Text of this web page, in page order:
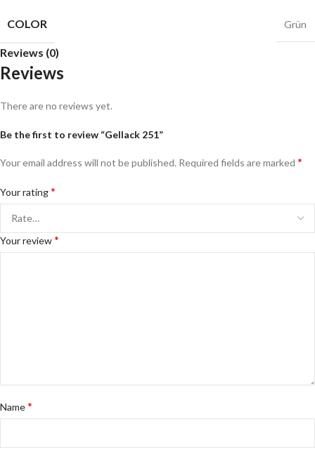
COLOR Grün
Reviews (0)
Reviews
There are no reviews yet.
Be the first to review “Gellack 251”
Your email address will not be published. Required fields are marked *
Your rating*
Your review*
Name*